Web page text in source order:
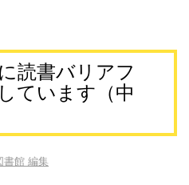
読書バリアフ
ています（中
書館 編集